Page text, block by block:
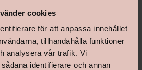
cookies
för att anpassa innehållet
tillhandahålla funktioner
analysera vår trafik. Vi
identifierare och annan